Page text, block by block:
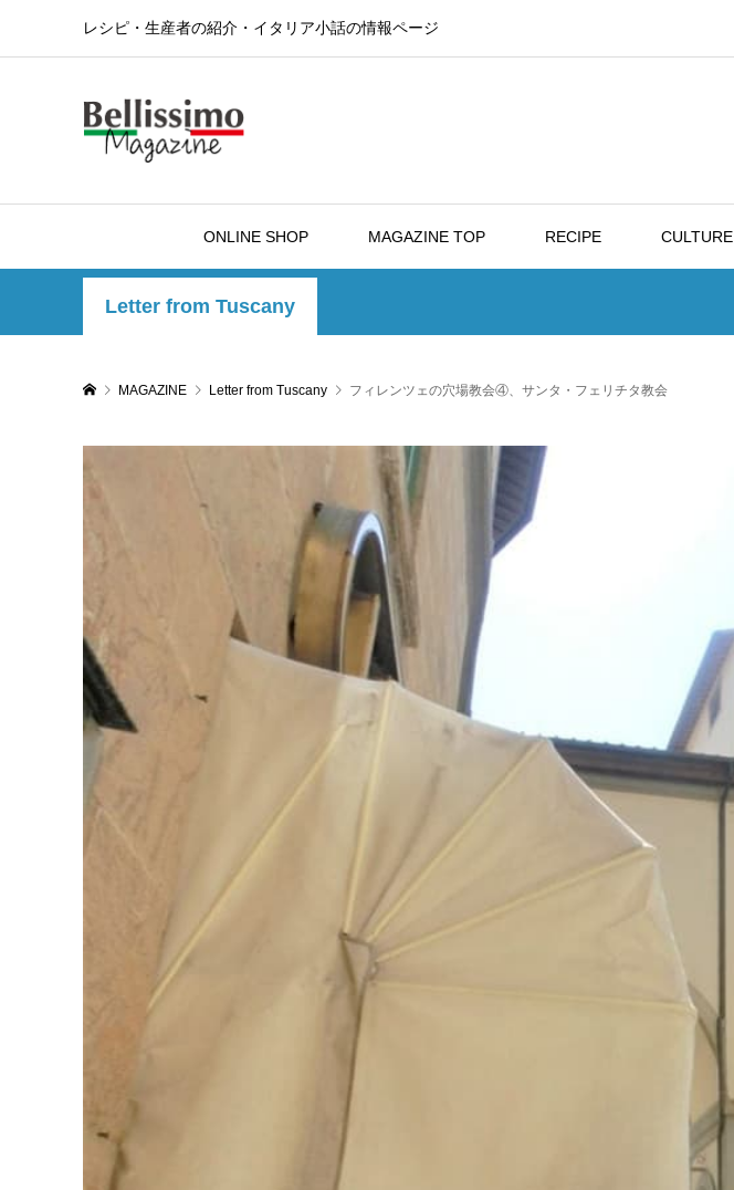
レシピ・生産者の紹介・イタリア小話の情報ページ
ONLINE SHOP MAGAZINE TOP RECIPE CULTURE
Letter from Tuscany
MAGAZINE Letter from Tuscany フィレンツェの穴場教会④、サンタ・フェリチタ教会